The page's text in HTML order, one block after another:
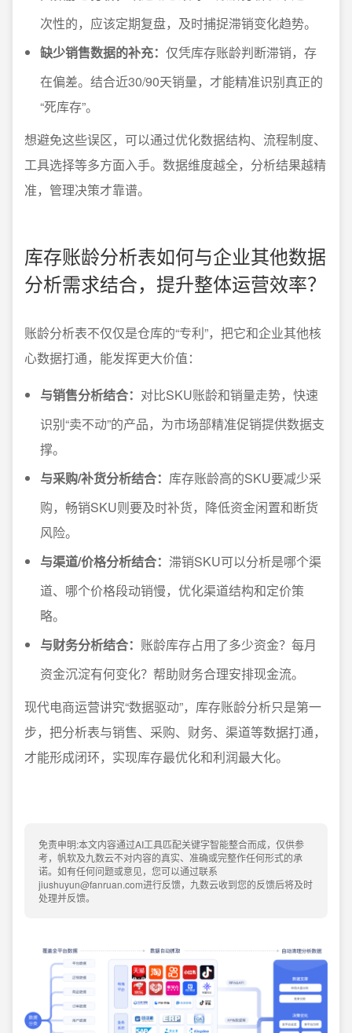
次性的，应该定期复盘，及时捕捉滞销变化趋势。
缺少销售数据的补充： 仅凭库存账龄判断滞销，存
在偏差。结合近30/90天销量，才能精准识别真正的
“死库存”。
想避免这些误区，可以通过优化数据结构、流程制度、
工具选择等多方面入手。数据维度越全，分析结果越精
准，管理决策才靠谱。
库存账龄分析表如何与企业其他数据
分析需求结合，提升整体运营效率？
账龄分析表不仅仅是仓库的“专利”，把它和企业其他核
心数据打通，能发挥更大价值：
与销售分析结合： 对比SKU账龄和销量走势，快速
识别“卖不动”的产品，为市场部精准促销提供数据支
撑。
与采购/补货分析结合： 库存账龄高的SKU要减少采
购，畅销SKU则要及时补货，降低资金闲置和断货
风险。
与渠道/价格分析结合： 滞销SKU可以分析是哪个渠
道、哪个价格段动销慢，优化渠道结构和定价策
略。
与财务分析结合： 账龄库存占用了多少资金？每月
资金沉淀有何变化？帮助财务合理安排现金流。
现代电商运营讲究“数据驱动”，库存账龄分析只是第一
步，把分析表与销售、采购、财务、渠道等数据打通，
才能形成闭环，实现库存最优化和利润最大化。
免责申明:本文内容通过AI工具匹配关键字智能整合而成，仅供参
考，帆软及九数云不对内容的真实、准确或完整作任何形式的承
诺。如有任何问题或意见，您可以通过联系
jiushuyun@fanruan.com进行反馈，九数云收到您的反馈后将及时
处理并反馈。